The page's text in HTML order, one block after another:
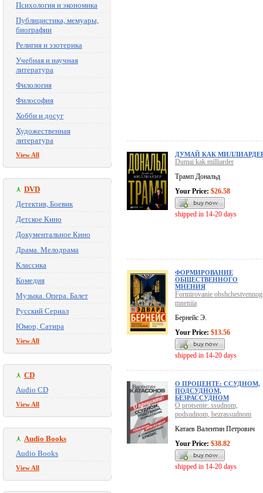
Психология и экономика
Публицистика, мемуары,
биографии
Религия и эзотерика
Учебная и научная
литература
Филология
Философия
Хобби и досуг
Художественная
литература
View All
DVD
Детектив, Боевик
Детское Кино
Документальное Кино
Драма. Мелодрама
Классика
Комедия
Музыка. Опера. Балет
Русский Сериал
Юмор, Сатира
View All
CD
Audio CD
View All
Audio Books
Audio Books
View All
ДУМАЙ КАК
Dumai kak milliarder
Трамп Дональд
Your Price: $26.58
shipped in 14-20 days
ФОРМИРОВАНИЕ
ОБЩЕСТВЕННОГО
МНЕНИЯ
Formirovanie
mneniia
Бернейс Э.
Your Price: $13.56
shipped in 14-20 days
О ПРОЦЕНТЕ: ССУДНОМ,
ПОДСУДНОМ,
БЕЗРАССУДНОМ
O protsente: ssudnom,
podsudnom, bezrassudnom
Катаев Валентин Петрович
Your Price: $38.82
shipped in 14-20 days